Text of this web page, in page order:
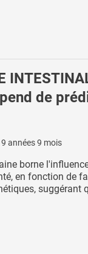
de
9 années 9 mois
borne
en fonction de
suggérant